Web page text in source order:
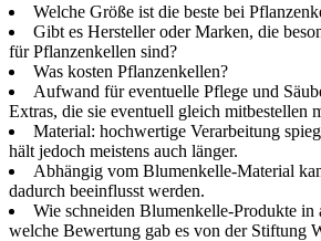
Welche Größe ist die beste bei
Gibt es Hersteller oder Marken, die
für Pflanzenkellen sind?
Was kosten Pflanzenkellen?
Aufwand für eventuelle Pflege und
Extras, die sie eventuell gleich mitbestellen
Material: hochwertige Verarbeitung
hält jedoch meistens auch länger.
Abhängig vom Blumenkelle-Material
dadurch beeinflusst werden.
Wie schneiden Blumenkelle-Produkte in
welche Bewertung gab es von der Stiftung